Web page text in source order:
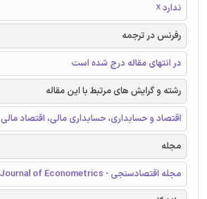
ندارد ☓
رفرنس در ترجمه
در انتهای مقاله درج شده است
رشته و گرایش های مرتبط با این مقاله
اقتصاد و حسابداری، حسابداری مالی، اقتصاد مالی
مجله
مجله اقتصادسنجی - Journal of Econometrics